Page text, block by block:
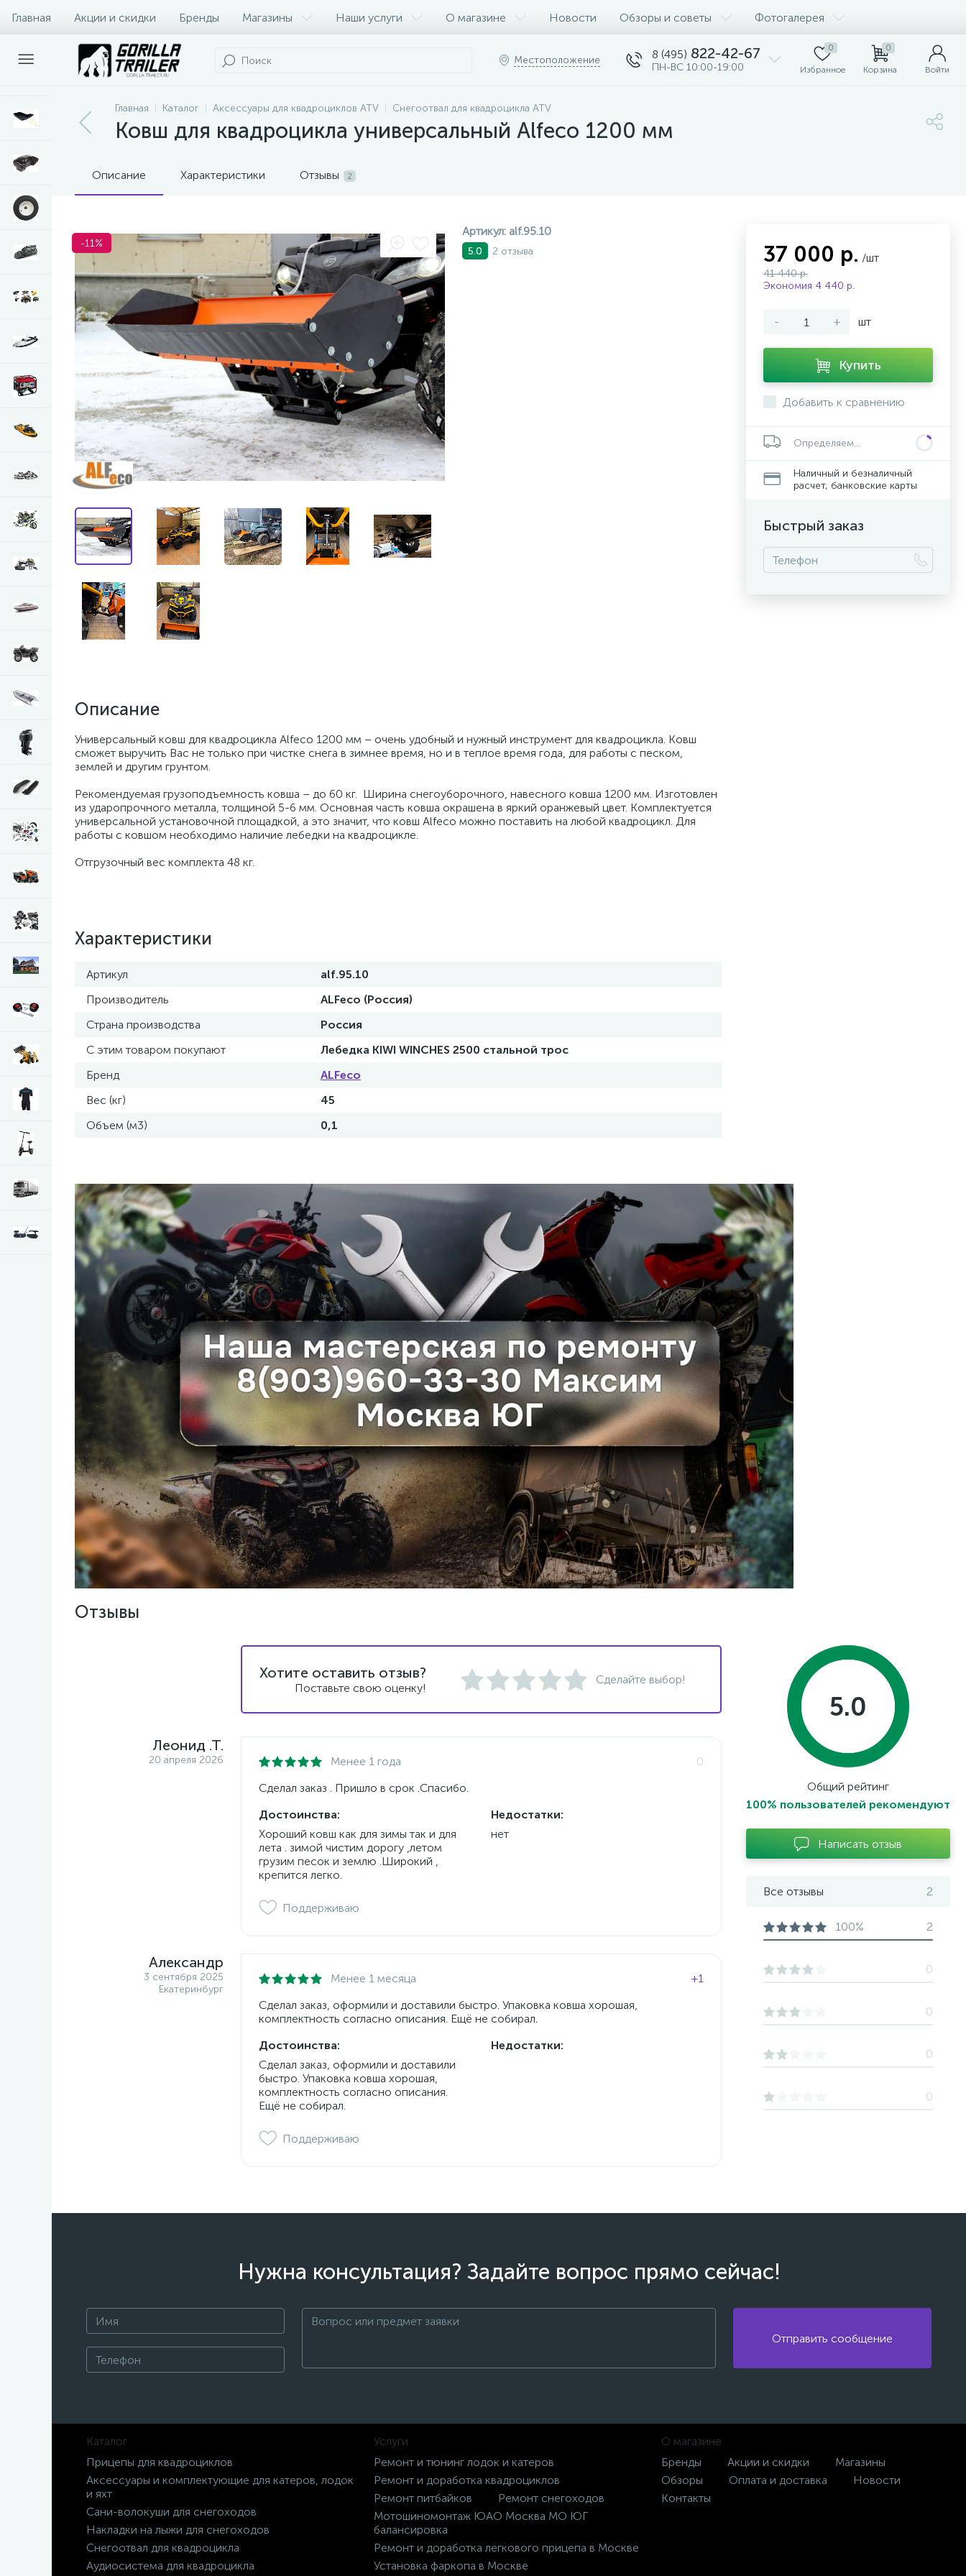
Главная Акции и скидки Бренды Магазины Наши услуги О магазине Новости Обзоры и советы Фотогалерея
Оплата и доставка Контакты
Местоположение 8 (495) 822-42-67
ПН-ВС 10:00-19:00
0
Избранное
0
Корзина Войти
Главная Каталог Аксессуары для квадроциклов ATV Снегоотвал для квадроцикла ATV
Ковш для квадроцикла универсальный Alfeco 1200 мм
Описание Характеристики Отзывы 2
-11%
Артикул: alf.95.10
5.0 2 отзыва
Описание
Универсальный ковш для квадроцикла Alfeco 1200 мм – очень удобный и нужный инструмент для квадроцикла. Ковш
сможет выручить Вас не только при чистке снега в зимнее время, но и в теплое время года, для работы с песком,
землей и другим грунтом.
Рекомендуемая грузоподъемность ковша – до 60 кг. Ширина снегоуборочного, навесного ковша 1200 мм. Изготовлен
из ударопрочного металла, толщиной 5-6 мм. Основная часть ковша окрашена в яркий оранжевый цвет. Комплектуется
универсальной установочной площадкой, а это значит, что ковш Alfeco можно поставить на любой квадроцикл. Для
работы с ковшом необходимо наличие лебедки на квадроцикле.
Отгрузочный вес комплекта 48 кг.
Характеристики
Артикул
alf.95.10
Производитель
ALFeco (Россия)
Страна производства
Россия
С этим товаром покупают
Лебедка KIWI WINCHES 2500 стальной трос
Бренд
ALFeco
Вес (кг)
45
Объем (м3)
0,1
37 000 р. /шт
41 440 р.
Экономия 4 440 р.
- + шт
Купить
Добавить к сравнению
Определяем...
Наличный и безналичный
расчет, банковские карты
Быстрый заказ
Отзывы
Хотите оставить отзыв?
Поставьте свою оценку!
Сделайте выбор!
Леонид .Т.
20 апреля 2026 Менее 1 года
0
Сделал заказ . Пришло в срок .Спасибо.
Достоинства:
Хороший ковш как для зимы так и для
лета . зимой чистим дорогу ,летом
грузим песок и землю .Широкий ,
крепится легко.
Недостатки:
нет
Поддерживаю
Александр
3 сентября 2025
Екатеринбург
Менее 1 месяца
+1
Сделал заказ, оформили и доставили быстро. Упаковка ковша хорошая,
комплектность согласно описания. Ещё не собирал.
Достоинства:
Сделал заказ, оформили и доставили
быстро. Упаковка ковша хорошая,
комплектность согласно описания.
Ещё не собирал.
Недостатки:
Поддерживаю
5.0
Общий рейтинг
100% пользователей рекомендуют
Написать отзыв
Все отзывы 2
100% 2
0
0
0
0
Нужна консультация? Задайте вопрос прямо сейчас!
Отправить сообщение
Каталог
Прицепы для квадроциклов
Аксессуары и комплектующие для катеров, лодок
и яхт
Сани-волокуши для снегоходов
Накладки на лыжи для снегоходов
Снегоотвал для квадроцикла
Аудиосистема для квадроцикла
Услуги
Ремонт и тюнинг лодок и катеров
Ремонт и доработка квадроциклов
Ремонт питбайков
Ремонт снегоходов
Мотошиномонтаж ЮАО Москва МО ЮГ
балансировка
Ремонт и доработка легкового прицепа в Москве
Установка фаркопа в Москве
О магазине
Бренды
Акции и скидки
Магазины
Обзоры
Оплата и доставка
Новости
Контакты